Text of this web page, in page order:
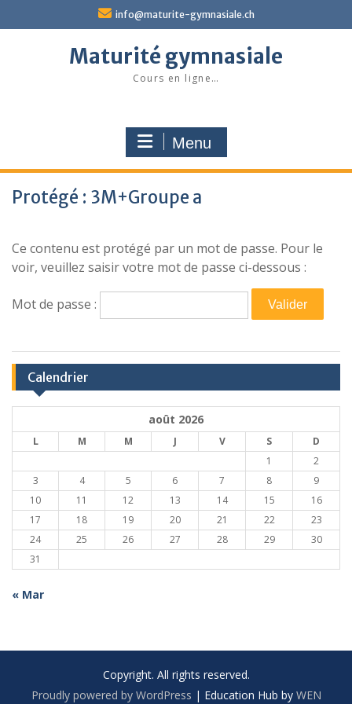
info@maturite-gymnasiale.ch
Maturité gymnasiale
Cours en ligne…
Menu
Protégé : 3M+Groupe a
Ce contenu est protégé par un mot de passe. Pour le
voir, veuillez saisir votre mot de passe ci-dessous :
Mot de passe :
Calendrier
août 2026
L M M J V S
D
1
2
3
4 5 6 7 8
9
10
11 12 13 14 15
16
17
18 19 20 21 22
23
24
25 26 27 28 29
30
31
« Mar
Copyright. All rights reserved.
Proudly powered by WordPress | Education Hub by WEN